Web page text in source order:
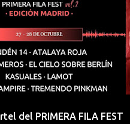
del PRIMERA FILA FEST
ROJA D´BALDOMEROS